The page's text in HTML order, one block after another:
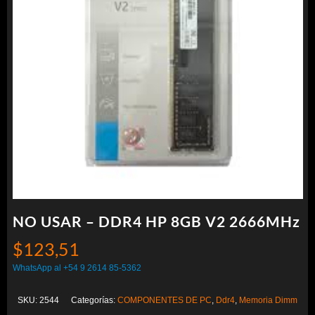
NO USAR – DDR4 HP 8GB V2 2666MHz
$123,51
WhatsApp al +54 9 2614 85-5362
SKU: 2544 Categorías: COMPONENTES DE PC Ddr4 Memoria Dimm